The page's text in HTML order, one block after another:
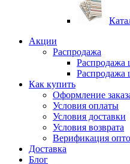
Акции
Распродажа
Распродажа
Как купить
Оформление
Условия оплаты
Условия доставки
Условия возврата
Верификация
Доставка
Блог